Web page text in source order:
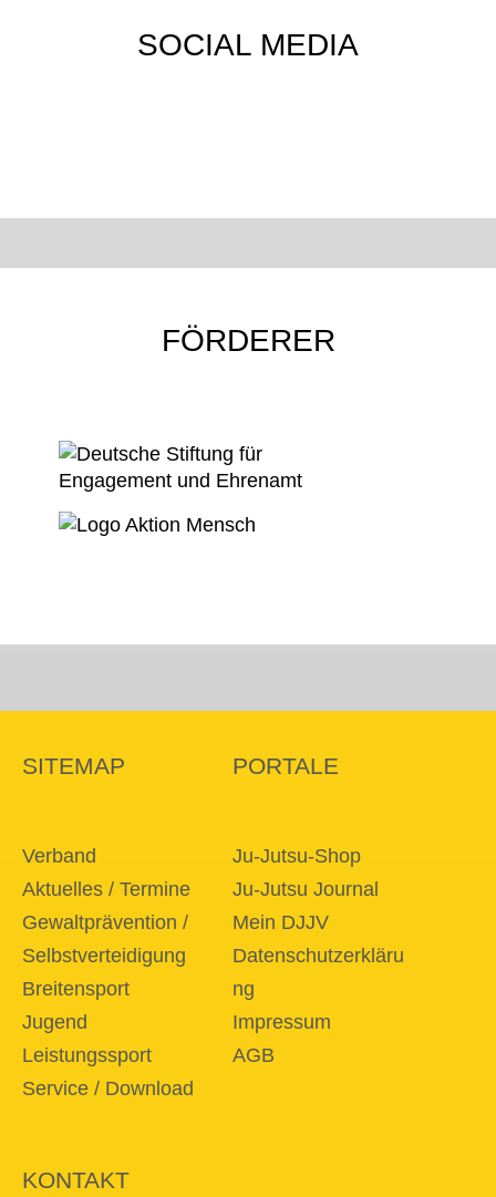
SOCIAL MEDIA
FÖRDERER
SITEMAP
Verband
Aktuelles / Termine
Gewaltprävention /
Selbstverteidigung
Breitensport
Jugend
Leistungssport
Service / Download
PORTALE
Ju-Jutsu-Shop
Ju-Jutsu Journal
Mein DJJV
Datenschutzerkläru
ng
Impressum
AGB
KONTAKT